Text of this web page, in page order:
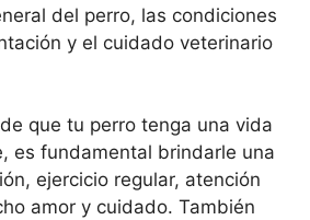
del perro, las condiciones
y el cuidado veterinario
que tu perro tenga una vida
es fundamental brindarle una
ejercicio regular, atención
amor y cuidado. También